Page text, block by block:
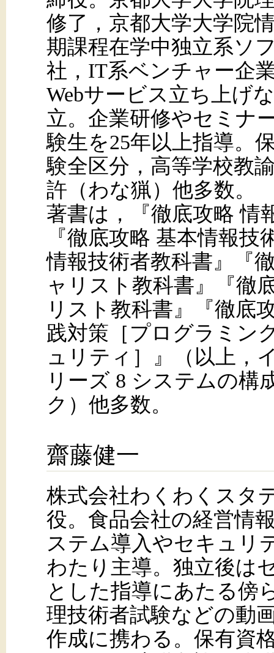
修了，京都大学大学院
期課程在学中独立系ソ
社，IT系ベンチャー企
Webサービス立ち上げ
立。企業研修やセミナ
験生を25年以上指導。
験全区分，高等学校教
許（わな猟）他多数。
著書は，『徹底攻略 情
『徹底攻略 基本情報
情報技術者教科書』『
ャリスト教科書』『徹
リスト教科書』『徹底
践対策［プログラミン
ュリティ］』（以上，
リーズ 8 システムの構
ク）他多数。
齋藤健一
株式会社わくわくスタ
役。食品会社の経営情
ステム導入やセキュリ
わたり主導。独立後は
とした指導にあたる傍
理技術者試験などの動
作成に携わる。保有資